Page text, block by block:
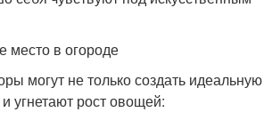
место в огороде
могут не только создать идеальную
угнетают рост овощей: